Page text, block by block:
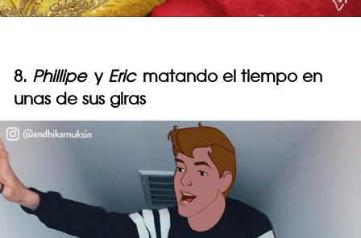
8. Phillipe y Eric matando el tiempo en
unas de sus giras